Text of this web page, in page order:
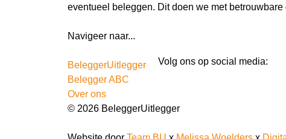
eventueel beleggen. Dit doen we met
Navigeer naar...
BeleggerUitlegger
Belegger ABC
Over ons
Volg ons op social media:
© 2026 BeleggerUitlegger